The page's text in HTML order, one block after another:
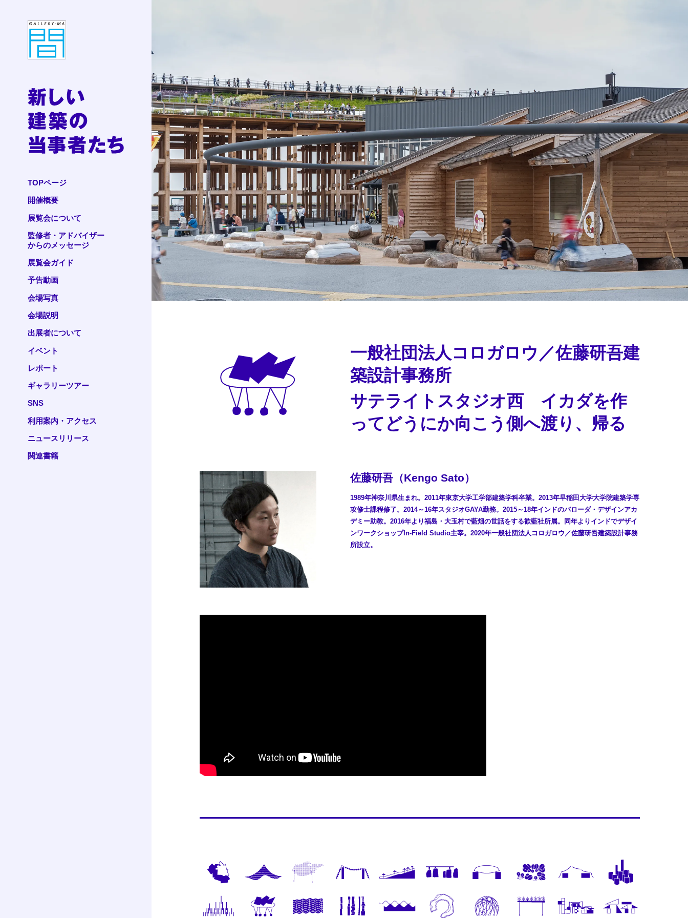
TOPページ
開催概要
展覧会について
監修者・アドバイザー
からのメッセージ
展覧会ガイド
予告動画
会場写真
会場説明
出展者について
イベント
レポート
ギャラリーツアー
SNS
利用案内・アクセス
ニュースリリース
関連書籍
一般社団法人コロガロウ／佐藤研吾建
築設計事務所
サテライトスタジオ西 イカダを作
ってどうにか向こう側へ渡り、帰る
佐藤研吾（Kengo Sato）
1989年神奈川県生まれ。2011年東京大学工学部建築学科卒業。2013年早稲田大学大学院建築学専
攻修士課程修了。2014～16年スタジオGAYA勤務。2015～18年インドのバローダ・デザインアカ
デミー助教。2016年より福島・大玉村で藍畑の世話をする歓藍社所属。同年よりインドでデザイ
ンワークショップIn-Field Studio主宰。2020年一般社団法人コロガロウ／佐藤研吾建築設計事務
所設立。